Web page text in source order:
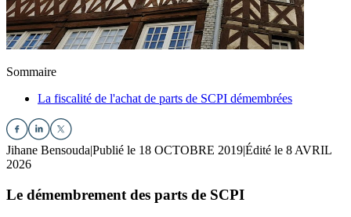
Sommaire
La fiscalité de l'achat de parts de SCPI démembrées
Jihane Bensouda|Publié le 18 OCTOBRE 2019|Édité le 8 AVRIL
2026
Le démembrement des parts de SCPI